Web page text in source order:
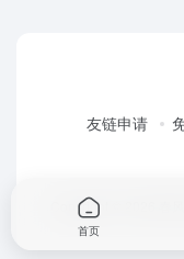
友链申请
Copyright © 2026 春
首页